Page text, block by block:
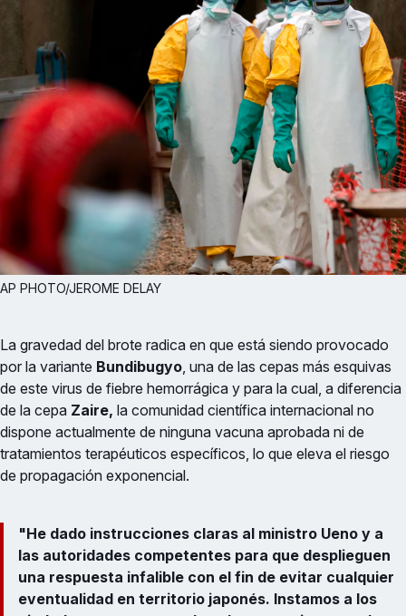
AP PHOTO/JEROME DELAY
La gravedad del brote radica en que está siendo provocado
por la variante Bundibugyo, una de las cepas más esquivas
de este virus de fiebre hemorrágica y para la cual, a diferencia
de la cepa Zaire, la comunidad científica internacional no
dispone actualmente de ninguna vacuna aprobada ni de
tratamientos terapéuticos específicos, lo que eleva el riesgo
de propagación exponencial.
"He dado instrucciones claras al ministro Ueno y a
las autoridades competentes para que desplieguen
una respuesta infalible con el fin de evitar cualquier
eventualidad en territorio japonés. Instamos a los